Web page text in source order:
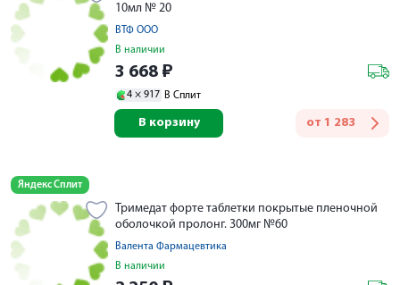
10мл № 20
ВТФ ООО
В наличии
3 668 ₽
4 × 917 В Сплит
от 1 283
В корзину
Яндекс Сплит
Тримедат форте таблетки покрытые пленочной
оболочкой пролонг. 300мг №60
Валента Фармацевтика
В наличии